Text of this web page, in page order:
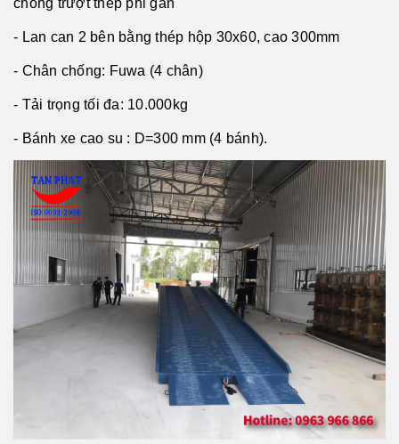
chống trượt thép phi gân
- Lan can 2 bên bằng thép hộp 30x60, cao 300mm
- Chân chống: Fuwa (4 chân)
- Tải trọng tối đa: 10.000kg
- Bánh xe cao su : D=300 mm (4 bánh).